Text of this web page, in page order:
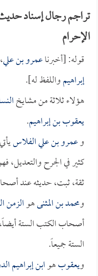
تراجم رجال إسناد حديث
الإحرام
قوله: [أخبرناعمرو بن علي
إبراهيمواللفظ له].
هؤلاء ثلاثة من مشايخ
يعقوب بن إبراهيم.
وعمرو بن علي الفلاس
كثير في الجرح والتعديل،
ثقة، ثبت، حديثه عند
ومحمد بن المثنىهوالزمن
أصحاب الكتب الستة
الستة جميعاً.
ويعقوبهوابن إبراهيم